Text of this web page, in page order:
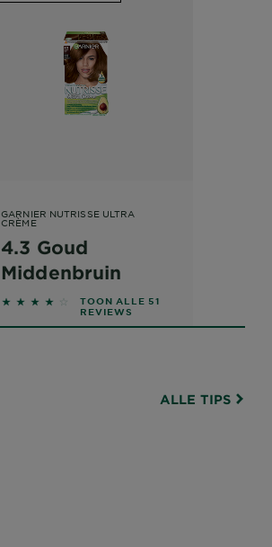
GARNIER NUTRISSE ULTRA
CRÈME
4.3 Goud
Middenbruin
3.9608 out of 5 stars based on reviews
TOON ALLE 51
REVIEWS
ALLE TIPS